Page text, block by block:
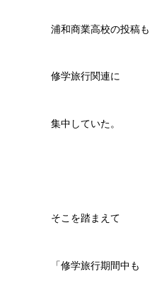
浦和商業高校の投稿も
修学旅行関連に
集中していた。
そこを踏まえて
「修学旅行期間中も